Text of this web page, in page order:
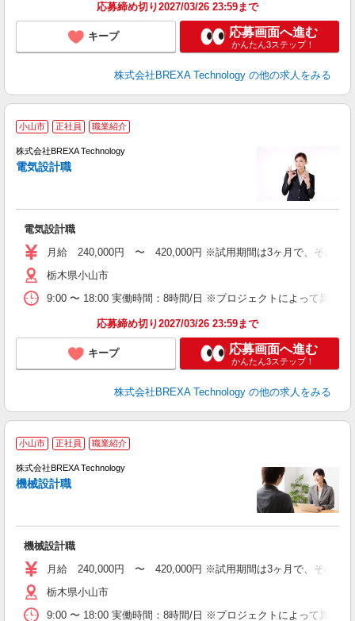
応募締め切り2027/03/26 23:59まで
キープ 応募画面へ進む
かんたん3ステップ！
株式会社BREXA Technology の他の求人をみる
小山市 正社員 職業紹介
株式会社BREXA Technology
電気設計職
電気設計職
月給 240,000円 〜 420,000円 ※試用期間は3ヶ月で、その間の
栃木県小山市
9:00 〜 18:00 実働時間：8時間/日 ※プロジェクトによって異なる
応募締め切り2027/03/26 23:59まで
キープ 応募画面へ進む
かんたん3ステップ！
株式会社BREXA Technology の他の求人をみる
小山市 正社員 職業紹介
株式会社BREXA Technology
機械設計職
機械設計職
月給 240,000円 〜 420,000円 ※試用期間は3ヶ月で、その間の
栃木県小山市
9:00 〜 18:00 実働時間：8時間/日 ※プロジェクトによって異なる